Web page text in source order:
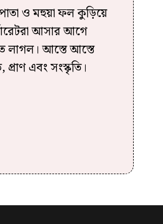
ও মহুয়া ফল কুড়িয়ে
আসার আগে
লাগল। আস্তে আস্তে
এবং সংস্কৃতি।